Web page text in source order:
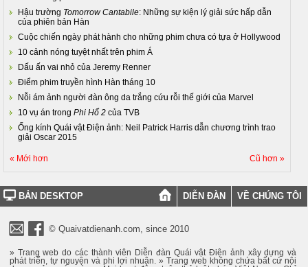
Hậu trường Tomorrow Cantabile: Những sự kiện lý giải sức hấp dẫn
của phiên bản Hàn
Cuộc chiến ngày phát hành cho những phim chưa có tựa ở Hollywood
10 cảnh nóng tuyệt nhất trên phim Á
Dấu ấn vai nhỏ của Jeremy Renner
Điểm phim truyền hình Hàn tháng 10
Nỗi ám ảnh người đàn ông da trắng cứu rỗi thế giới của Marvel
10 vụ án trong Phi Hổ 2 của TVB
Ống kính Quái vật Điện ảnh: Neil Patrick Harris dẫn chương trình trao
giải Oscar 2015
« Mới hơn Cũ hơn »
BẢN DESKTOP DIỄN ĐÀN VỀ CHÚNG TÔI
© Quaivatdienanh.com, since 2010
» Trang web do các thành viên Diễn đàn Quái vật Điện ảnh xây dựng và
phát triển, tự nguyện và phi lợi nhuận. » Trang web không chứa bất cứ nội